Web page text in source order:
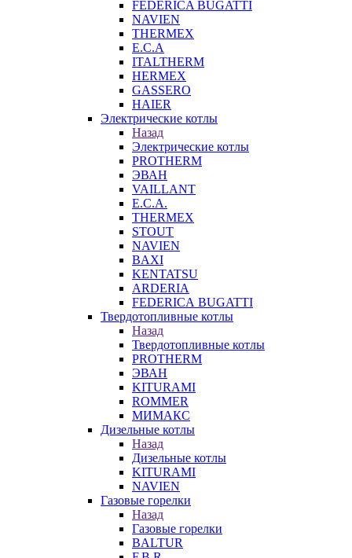
FEDERICA BUGATTI
NAVIEN
THERMEX
E.C.A
ITALTHERM
HERMEX
GASSERO
HAIER
Электрические котлы
Назад
Электрические котлы
PROTHERM
ЭВАН
VAILLANT
E.C.A.
THERMEX
STOUT
NAVIEN
BAXI
KENTATSU
ARDERIA
FEDERICА BUGATTI
Твердотопливные котлы
Назад
Твердотопливные котлы
PROTHERM
ЭВАН
KITURAMI
ROMMER
МИМАКС
Дизельные котлы
Назад
Дизельные котлы
KITURAMI
NAVIEN
Газовые горелки
Назад
Газовые горелки
BALTUR